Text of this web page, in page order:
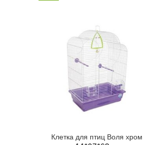
В КОРЗИНУ
Клетка для птиц Воля хром